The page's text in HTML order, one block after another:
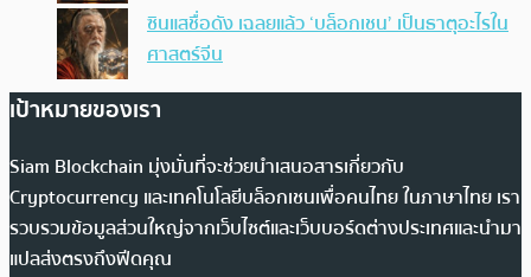
ซินแสชื่อดัง เฉลยแล้ว ‘บล็อกเชน’ เป็นธาตุอะไรใน
ศาสตร์จีน
เป้าหมายของเรา
Siam Blockchain มุ่งมั่นที่จะช่วยนำเสนอสารเกี่ยวกับ
Cryptocurrency และเทคโนโลยีบล็อกเชนเพื่อคนไทย ในภาษาไทย เรา
รวบรวมข้อมูลส่วนใหญ่จากเว็บไซต์และเว็บบอร์ดต่างประเทศและนำมา
แปลส่งตรงถึงฟีดคุณ